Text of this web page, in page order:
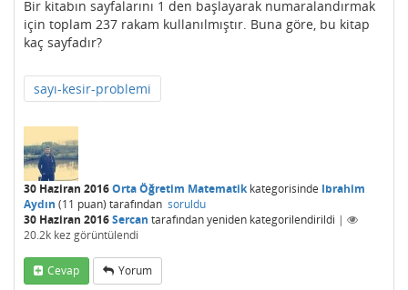
Bir kitabın sayfalarını 1 den başlayarak numaralandırmak
için toplam 237 rakam kullanılmıştır. Buna göre, bu kitap
kaç sayfadır?
sayı-kesir-problemi
30 Haziran 2016Orta Öğretim Matematikkategorisinde Ibrahim
Aydın (11 puan) tarafından soruldu
30 Haziran 2016Sercan tarafındanyeniden kategorilendirildi |
20.2k kez görüntülendi
Cevap Yorum